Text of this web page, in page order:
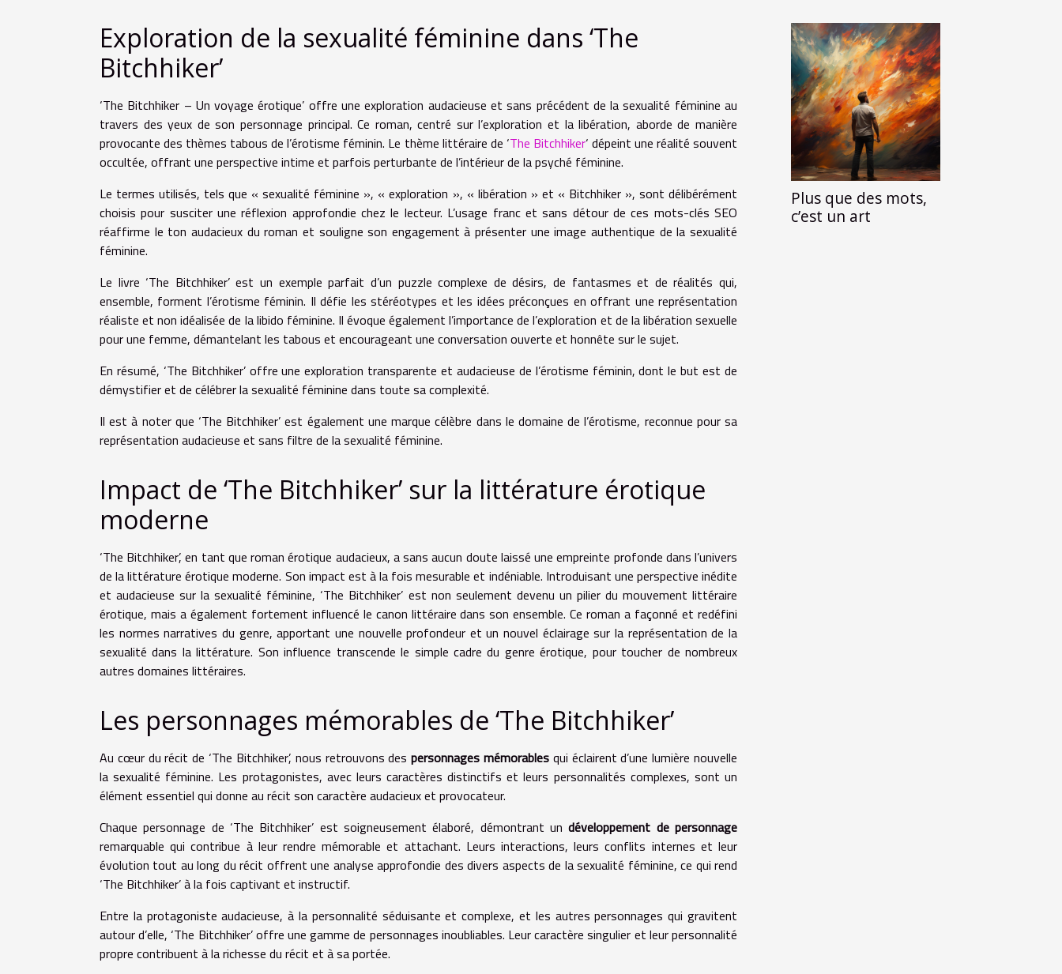
Exploration de la sexualité féminine dans ‘The
Bitchhiker’
‘The Bitchhiker – Un voyage érotique’ offre une exploration audacieuse et sans précédent de la sexualité féminine au
travers des yeux de son personnage principal. Ce roman, centré sur l’exploration et la libération, aborde de manière
provocante des thèmes tabous de l’érotisme féminin. Le thème littéraire de ‘The Bitchhiker‘ dépeint une réalité souvent
occultée, offrant une perspective intime et parfois perturbante de l’intérieur de la psyché féminine.
Le termes utilisés, tels que « sexualité féminine », « exploration », « libération » et « Bitchhiker », sont délibérément
choisis pour susciter une réflexion approfondie chez le lecteur. L’usage franc et sans détour de ces mots-clés SEO
réaffirme le ton audacieux du roman et souligne son engagement à présenter une image authentique de la sexualité
féminine.
Le livre ‘The Bitchhiker’ est un exemple parfait d’un puzzle complexe de désirs, de fantasmes et de réalités qui,
ensemble, forment l’érotisme féminin. Il défie les stéréotypes et les idées préconçues en offrant une représentation
réaliste et non idéalisée de la libido féminine. Il évoque également l’importance de l’exploration et de la libération sexuelle
pour une femme, démantelant les tabous et encourageant une conversation ouverte et honnête sur le sujet.
En résumé, ‘The Bitchhiker’ offre une exploration transparente et audacieuse de l’érotisme féminin, dont le but est de
démystifier et de célébrer la sexualité féminine dans toute sa complexité.
Il est à noter que ‘The Bitchhiker’ est également une marque célèbre dans le domaine de l’érotisme, reconnue pour sa
représentation audacieuse et sans filtre de la sexualité féminine.
Impact de ‘The Bitchhiker’ sur la littérature érotique
moderne
‘The Bitchhiker’, en tant que roman érotique audacieux, a sans aucun doute laissé une empreinte profonde dans l’univers
de la littérature érotique moderne. Son impact est à la fois mesurable et indéniable. Introduisant une perspective inédite
et audacieuse sur la sexualité féminine, ‘The Bitchhiker’ est non seulement devenu un pilier du mouvement littéraire
érotique, mais a également fortement influencé le canon littéraire dans son ensemble. Ce roman a façonné et redéfini
les normes narratives du genre, apportant une nouvelle profondeur et un nouvel éclairage sur la représentation de la
sexualité dans la littérature. Son influence transcende le simple cadre du genre érotique, pour toucher de nombreux
autres domaines littéraires.
Les personnages mémorables de ‘The Bitchhiker’
Au cœur du récit de ‘The Bitchhiker’, nous retrouvons despersonnages mémorablesqui éclairent d’une lumière nouvelle
la sexualité féminine. Les protagonistes, avec leurs caractères distinctifs et leurs personnalités complexes, sont un
élément essentiel qui donne au récit son caractère audacieux et provocateur.
Chaque personnage de ‘The Bitchhiker’ est soigneusement élaboré, démontrant undéveloppement de personnage
remarquable qui contribue à leur rendre mémorable et attachant. Leurs interactions, leurs conflits internes et leur
évolution tout au long du récit offrent une analyse approfondie des divers aspects de la sexualité féminine, ce qui rend
‘The Bitchhiker’ à la fois captivant et instructif.
Entre la protagoniste audacieuse, à la personnalité séduisante et complexe, et les autres personnages qui gravitent
autour d’elle, ‘The Bitchhiker’ offre une gamme de personnages inoubliables. Leur caractère singulier et leur personnalité
propre contribuent à la richesse du récit et à sa portée.
Plus que des mots,
c’est un art